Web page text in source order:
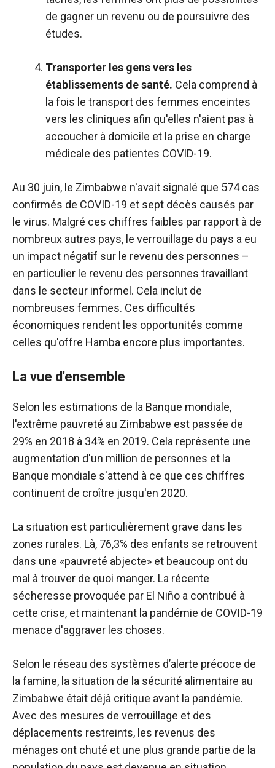
de gagner un revenu ou de poursuivre des
études.
Transporter les gens vers les
établissements de santé. Cela comprend à
la fois le transport des femmes enceintes
vers les cliniques afin qu'elles n'aient pas à
accoucher à domicile et la prise en charge
médicale des patientes COVID-19.
Au 30 juin, le Zimbabwe n'avait signalé que 574 cas
confirmés de COVID-19 et sept décès causés par
le virus. Malgré ces chiffres faibles par rapport à de
nombreux autres pays, le verrouillage du pays a eu
un impact négatif sur le revenu des personnes –
en particulier le revenu des personnes travaillant
dans le secteur informel. Cela inclut de
nombreuses femmes. Ces difficultés
économiques rendent les opportunités comme
celles qu'offre Hamba encore plus importantes.
La vue d'ensemble
Selon les estimations de la Banque mondiale,
l'extrême pauvreté au Zimbabwe est passée de
29% en 2018 à 34% en 2019. Cela représente une
augmentation d'un million de personnes et la
Banque mondiale s'attend à ce que ces chiffres
continuent de croître jusqu'en 2020.
La situation est particulièrement grave dans les
zones rurales. Là, 76,3% des enfants se retrouvent
dans une «pauvreté abjecte» et beaucoup ont du
mal à trouver de quoi manger. La récente
sécheresse provoquée par El Niño a contribué à
cette crise, et maintenant la pandémie de COVID-19
menace d'aggraver les choses.
Selon le réseau des systèmes d’alerte précoce de
la famine, la situation de la sécurité alimentaire au
Zimbabwe était déjà critique avant la pandémie.
Avec des mesures de verrouillage et des
déplacements restreints, les revenus des
ménages ont chuté et une plus grande partie de la